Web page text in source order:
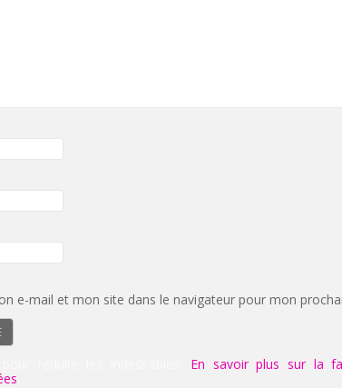
e-mail et mon site dans le navigateur pour mon
En savoir plus sur la